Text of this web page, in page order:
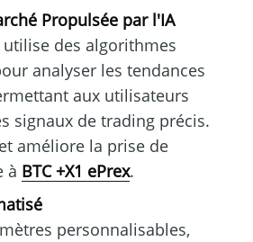
Propulsée par l'IA
des algorithmes
analyser les tendances
aux utilisateurs
signaux de trading précis.
améliore la prise de
à BTC +X1 ePrex.
personnalisables,